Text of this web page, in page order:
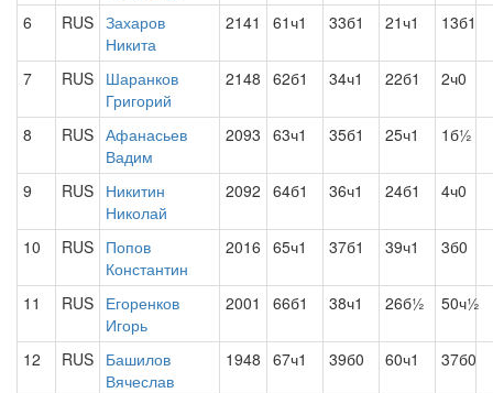
6 RUS Захаров
Никита
2141 61ч1 33б1 21ч1 13б1
7 RUS Шаранков
Григорий
2148 62б1 34ч1 22б1 2ч0
8 RUS Афанасьев
Вадим
2093 63ч1 35б1 25ч1 1б½
9 RUS Никитин
Николай
2092 64б1 36ч1 24б1 4ч0
10 RUS Попов
Константин
2016 65ч1 37б1 39ч1 3б0
11 RUS Егоренков
Игорь
2001 66б1 38ч1 26б½ 50ч½
12 RUS Башилов
Вячеслав
1948 67ч1 39б0 60ч1 37б0